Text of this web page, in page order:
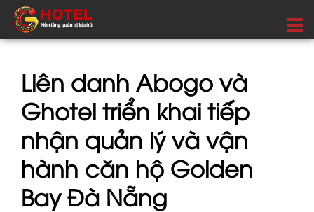
Liên danh Abogo và
Ghotel triển khai tiếp
nhận quản lý và vận
hành căn hộ Golden
Bay Đà Nẵng